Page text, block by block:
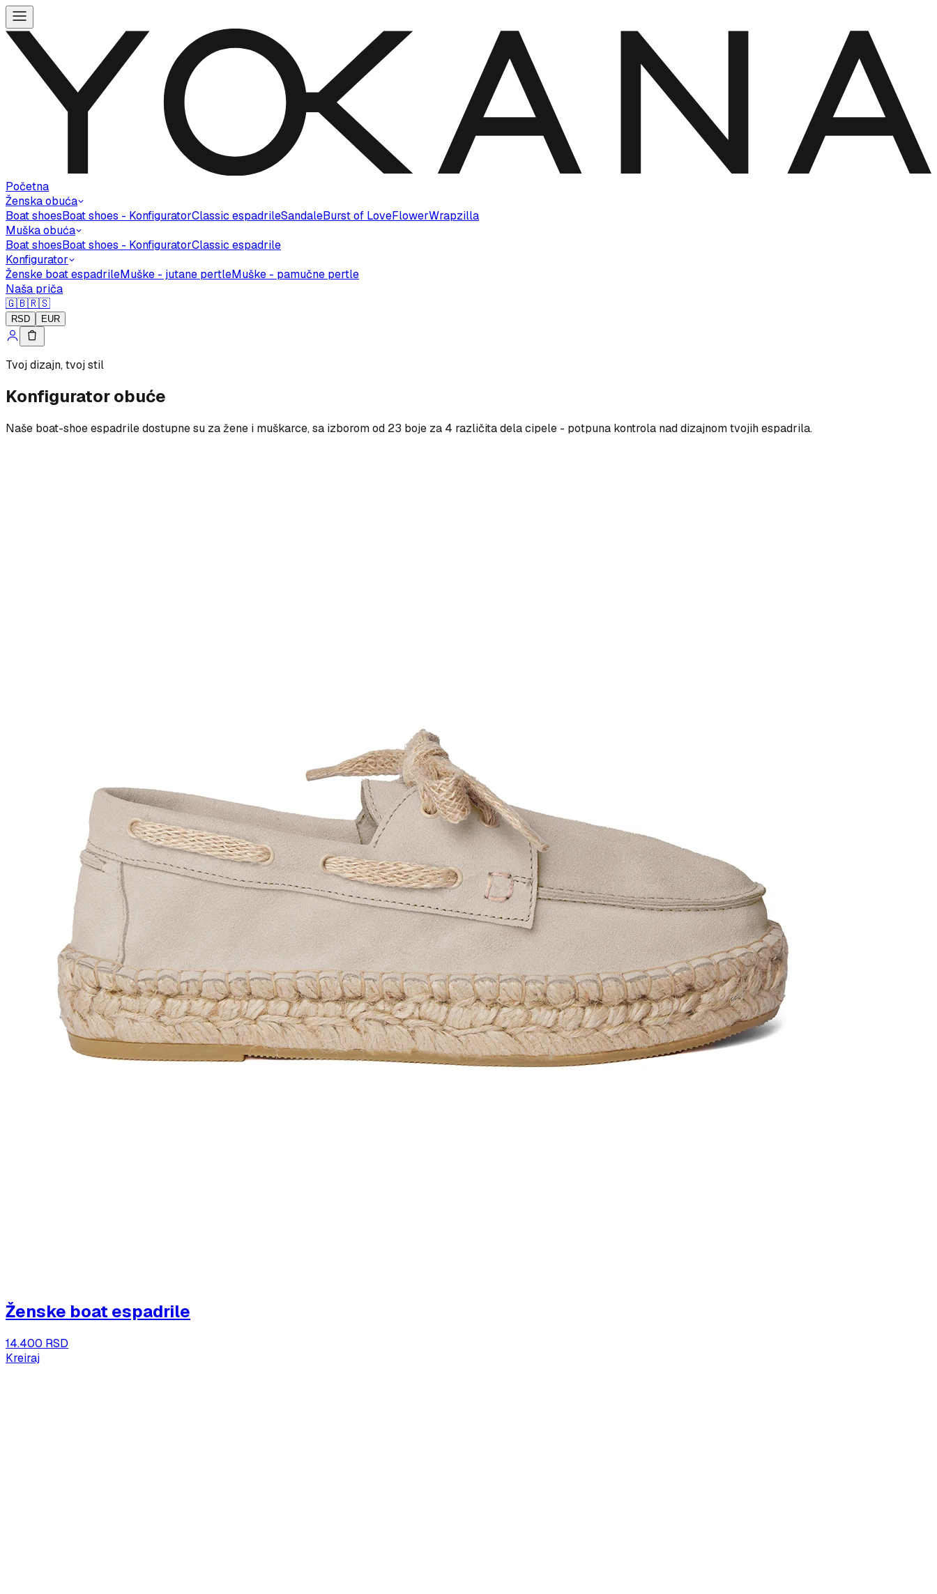
Početna
Ženska obuća
Boat shoesBoat shoes - KonfiguratorClassic espadrileSandaleBurst of LoveFlowerWrapzilla
Muška obuća
Boat shoesBoat shoes - KonfiguratorClassic espadrile
Konfigurator
Ženske boat espadrileMuške - jutane pertleMuške - pamučne pertle
Naša priča
🇬🇧🇷🇸
RSD EUR
Tvoj dizajn, tvoj stil
Konfigurator obuće
Naše boat-shoe espadrile dostupne su za žene i muškarce, sa izborom od 23 boje za 4 različita dela cipele - potpuna kontrola nad dizajnom tvojih espadrila.
Ženske boat espadrile
14.400 RSD
Kreiraj